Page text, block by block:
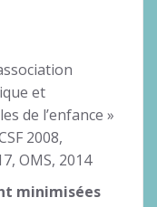
et
de l’enfance »
2008,
OMS, 2014
minimisées